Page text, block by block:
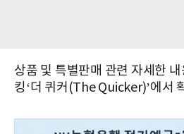
상품 및 특별판매 관련 자세한
킹‘더 퀴커(The Quicker)’에서